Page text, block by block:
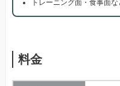
トレーニング面・食事面
料金